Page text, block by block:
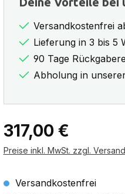
Versandkostenfrei
Lieferung in 3 bis 5
90 Tage
Abholung in
Regulärer Preis:
317,00 €
Preise inkl. MwSt. zzgl.
Versandkostenfrei